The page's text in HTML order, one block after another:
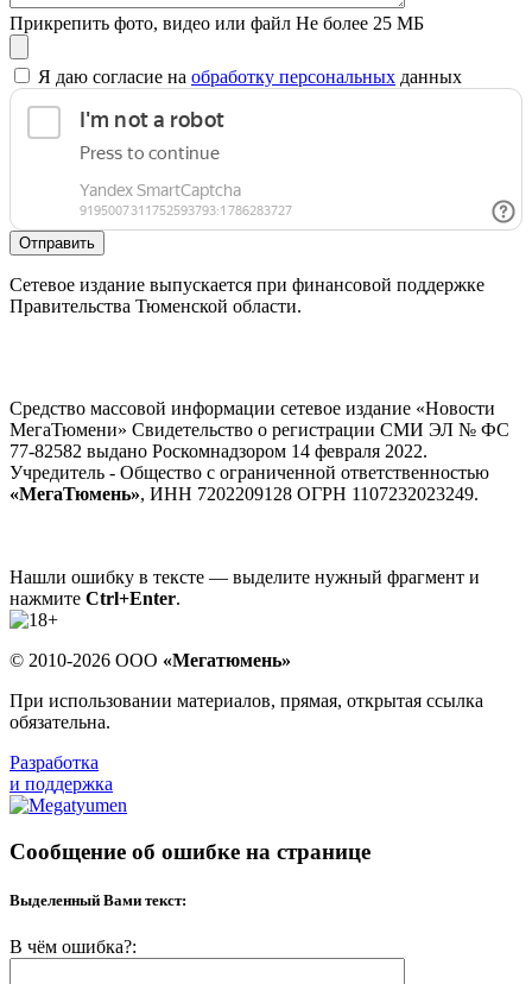
Прикрепить фото, видео или файл Не более 25 МБ
Я даю согласие на обработку персональных данных
Отправить
Сетевое издание выпускается при финансовой поддержке
Правительства Тюменской области.
Средство массовой информации сетевое издание «Новости
МегаТюмени» Свидетельство о регистрации СМИ ЭЛ № ФС
77-82582 выдано Роскомнадзором 14 февраля 2022.
Учредитель - Общество с ограниченной ответственностью
«МегаТюмень», ИНН 7202209128 ОГРН 1107232023249.
Нашли ошибку в тексте — выделите нужный фрагмент и
нажмите Ctrl+Enter.
© 2010-2026 ООО «Мегатюмень»
При использовании материалов, прямая, открытая ссылка
обязательна.
Разработка
и поддержка
Сообщение об ошибке на странице
Выделенный Вами текст:
В чём ошибка?: